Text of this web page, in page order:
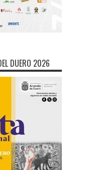
DUERO 2026